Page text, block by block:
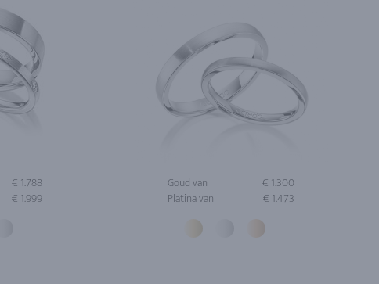
€ 1.788
€ 1.999
Goud van
€ 1.300
Platina van
€ 1.473